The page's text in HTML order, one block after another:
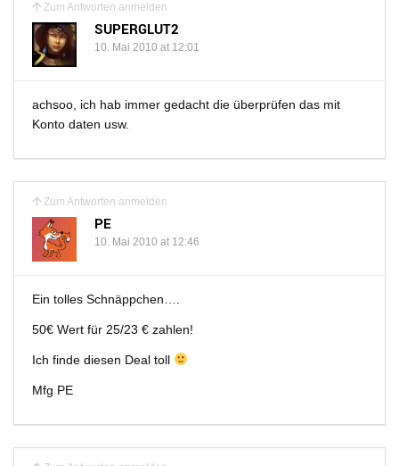
Zum Antworten anmelden
SUPERGLUT2
10. Mai 2010 at 12:01
achsoo, ich hab immer gedacht die überprüfen das mit
Konto daten usw.
Zum Antworten anmelden
PE
10. Mai 2010 at 12:46
Ein tolles Schnäppchen….
50€ Wert für 25/23 € zahlen!
Ich finde diesen Deal toll
Mfg PE